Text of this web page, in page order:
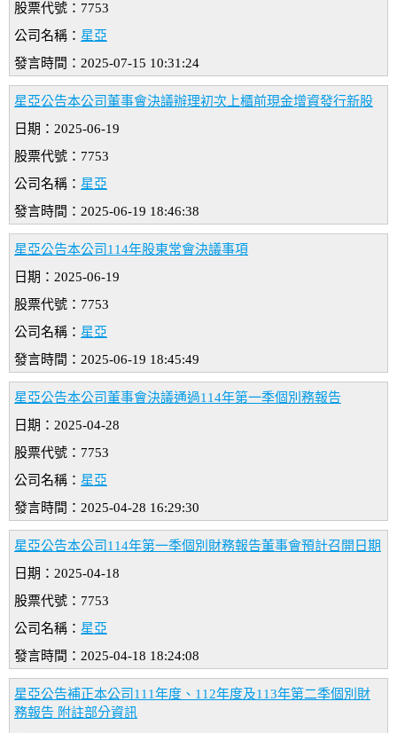
股票代號：7753
公司名稱： 星亞
發言時間：2025-07-15 10:31:24
星亞公告本公司董事會決議辦理初次上櫃前現金增資發行新股
日期：2025-06-19
股票代號：7753
公司名稱： 星亞
發言時間：2025-06-19 18:46:38
星亞公告本公司114年股東常會決議事項
日期：2025-06-19
股票代號：7753
公司名稱： 星亞
發言時間：2025-06-19 18:45:49
星亞公告本公司董事會決議通過114年第一季個別務報告
日期：2025-04-28
股票代號：7753
公司名稱： 星亞
發言時間：2025-04-28 16:29:30
星亞公告本公司114年第一季個別財務報告董事會預計召開日期
日期：2025-04-18
股票代號：7753
公司名稱： 星亞
發言時間：2025-04-18 18:24:08
星亞公告補正本公司111年度、112年度及113年第二季個別財
務報告 附註部分資訊